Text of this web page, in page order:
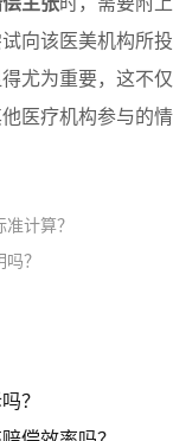
向该医美机构所
尤为重要，这不
医疗机构参与的
计算？
？​
？​